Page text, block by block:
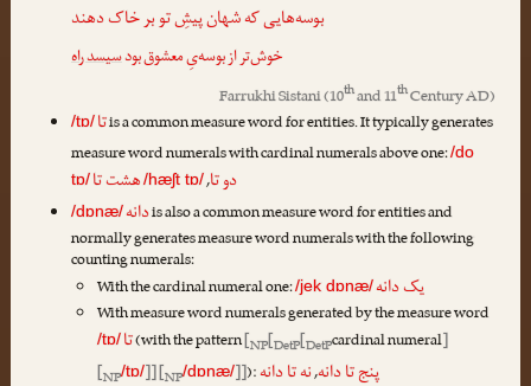
بوسه‌هایی که شهان پیشِ تو بر خاک دهند
خوش‌تر از بوسه‌یِ معشوق بودسیسد راه
Farrukhi Sistani(10thand 11thCentury AD)
/tɒ/تاis a common measure word for entities. It typically generates
measure word numerals with cardinal numerals above one:/do
tɒ/
دو تا,
/hæʃt tɒ/هشت تا
/dɒnæ/دانهis also a common measure word for entities and
normally generates measure word numerals with the following
counting numerals:
With the cardinal numeral one:/jek dɒnæ/یک دانه
With measure word numerals generated by the measure word
/tɒ/ تا(with the pattern[NP[DetP[DetPcardinal numeral]
[NP/tɒ/]] [NP/dɒnæ/]]): پنج تا دانه,نه تا دانه